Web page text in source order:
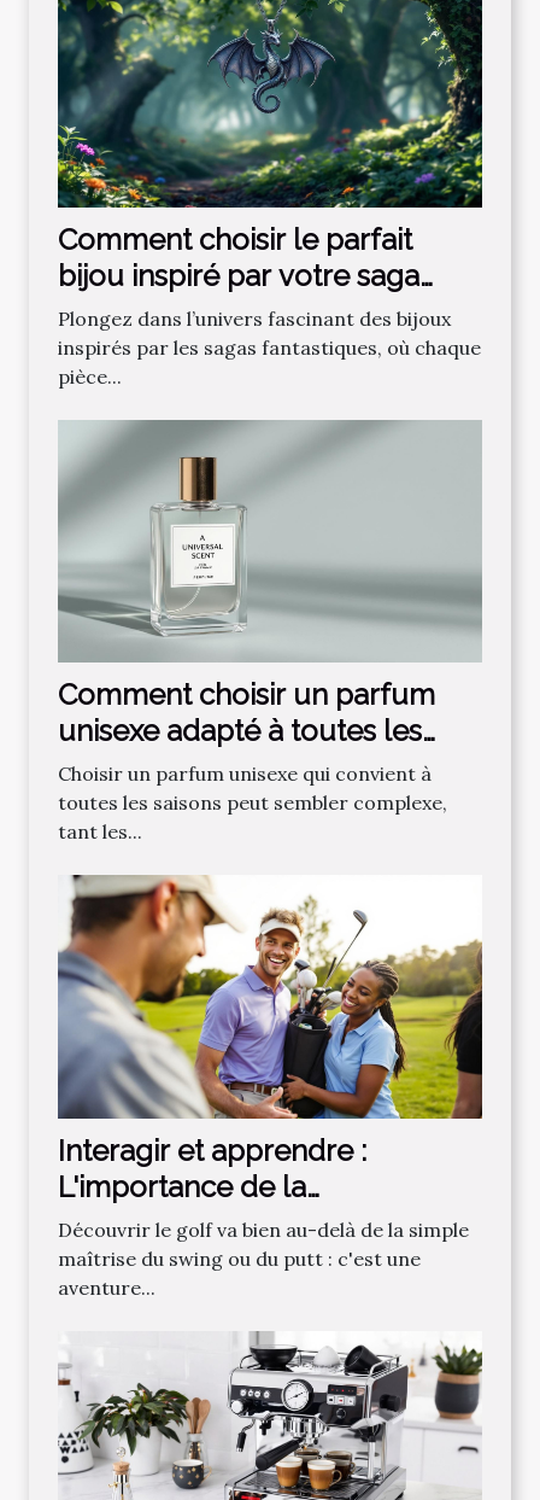
Comment choisir le parfait
bijou inspiré par votre saga
fantastique préférée ?
Plongez dans l’univers fascinant des bijoux
inspirés par les sagas fantastiques, où chaque
pièce...
Comment choisir un parfum
unisexe adapté à toutes les
saisons ?
Choisir un parfum unisexe qui convient à
toutes les saisons peut sembler complexe,
tant les...
Interagir et apprendre :
L'importance de la
communauté dans
l'apprentissage du golf
Découvrir le golf va bien au-delà de la simple
maîtrise du swing ou du putt : c'est une
aventure...